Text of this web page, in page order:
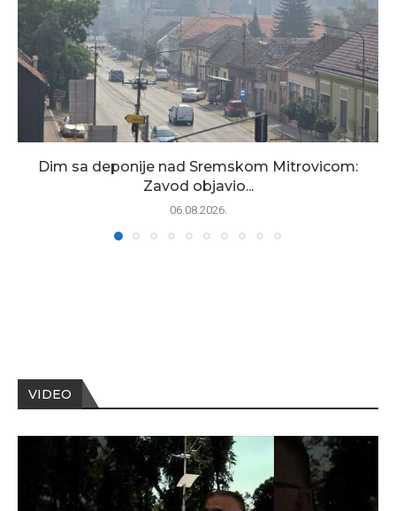
Dim sa deponije nad Sremskom Mitrovicom:
Zavod objavio...
06.08.2026.
VIDEO